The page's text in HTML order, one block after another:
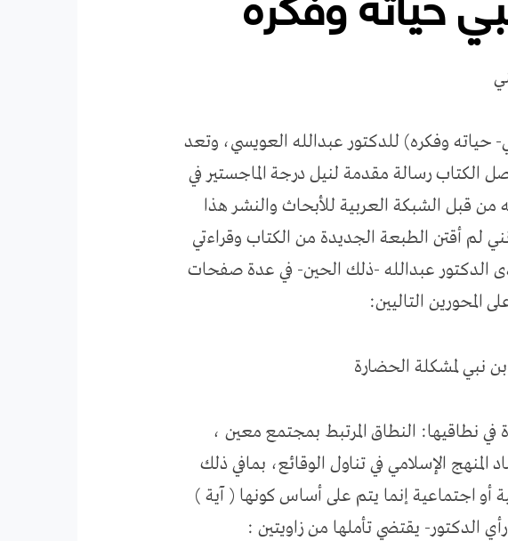
وفكره) للدكتور عبدالله العويسي، وتعد
الكتاب رسالة مقدمة لنيل درجة الماجستير في
1406هـ ، وقد أعيدت طباعته من قبل الشبكة العربية للأبحاث والنشر هذا
لم أقتن الطبعة الجديدة من الكتاب وقراءتي
الدكتور عبدالله -ذلك الحين- في عدة صفحات
المحورين التاليين:
نطاقيها: النطاق المرتبط بمجتمع معين ،
الإسلامي في تناول الوقائع، بمافي ذلك
أو اجتماعية إنما يتم على أساس كونها ( آية )
الدكتور- يقتضي تأملها من زاويتين :